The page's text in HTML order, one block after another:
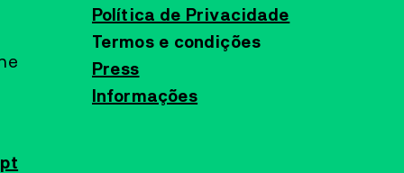
Política de Privacidade
Termos e condições
Press
Informações